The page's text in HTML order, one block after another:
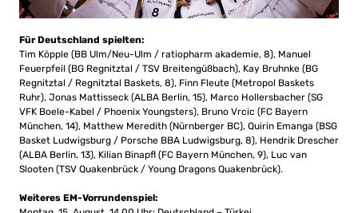
Für Deutschland spielten:
Tim Köpple (BB Ulm/Neu-Ulm / ratiopharm akademie, 8), Manuel
Feuerpfeil (BG Regnitztal / TSV Breitengüßbach), Kay Bruhnke (BG
Regnitztal / Regnitztal Baskets, 8), Finn Fleute (Metropol Baskets
Ruhr), Jonas Mattisseck (ALBA Berlin, 15), Marco Hollersbacher (SG
VFK Boele-Kabel / Phoenix Youngsters), Bruno Vrcic (FC Bayern
München, 14), Matthew Meredith (Nürnberger BC), Quirin Emanga (BSG
Basket Ludwigsburg / Porsche BBA Ludwigsburg, 8), Hendrik Drescher
(ALBA Berlin, 13), Kilian Binapfl (FC Bayern München, 9), Luc van
Slooten (TSV Quakenbrück / Young Dragons Quakenbrück).
Weiteres EM-Vorrundenspiel: